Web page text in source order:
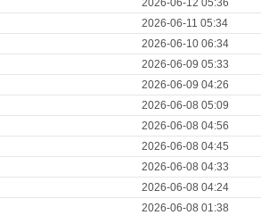
2026-06-12 05:36
2026-06-11 05:34
2026-06-10 06:34
2026-06-09 05:33
2026-06-09 04:26
2026-06-08 05:09
2026-06-08 04:56
2026-06-08 04:45
2026-06-08 04:33
2026-06-08 04:24
2026-06-08 01:38